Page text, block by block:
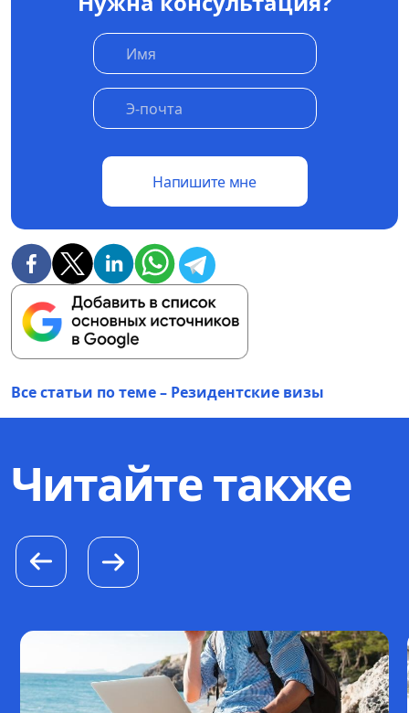
Напишите мне
Все статьи по теме – Резидентские визы
Читайте также